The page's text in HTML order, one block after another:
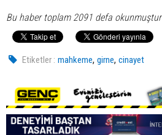
Bu haber toplam 2091 defa okunmuştur
Etiketler : mahkeme,girne,cinayet